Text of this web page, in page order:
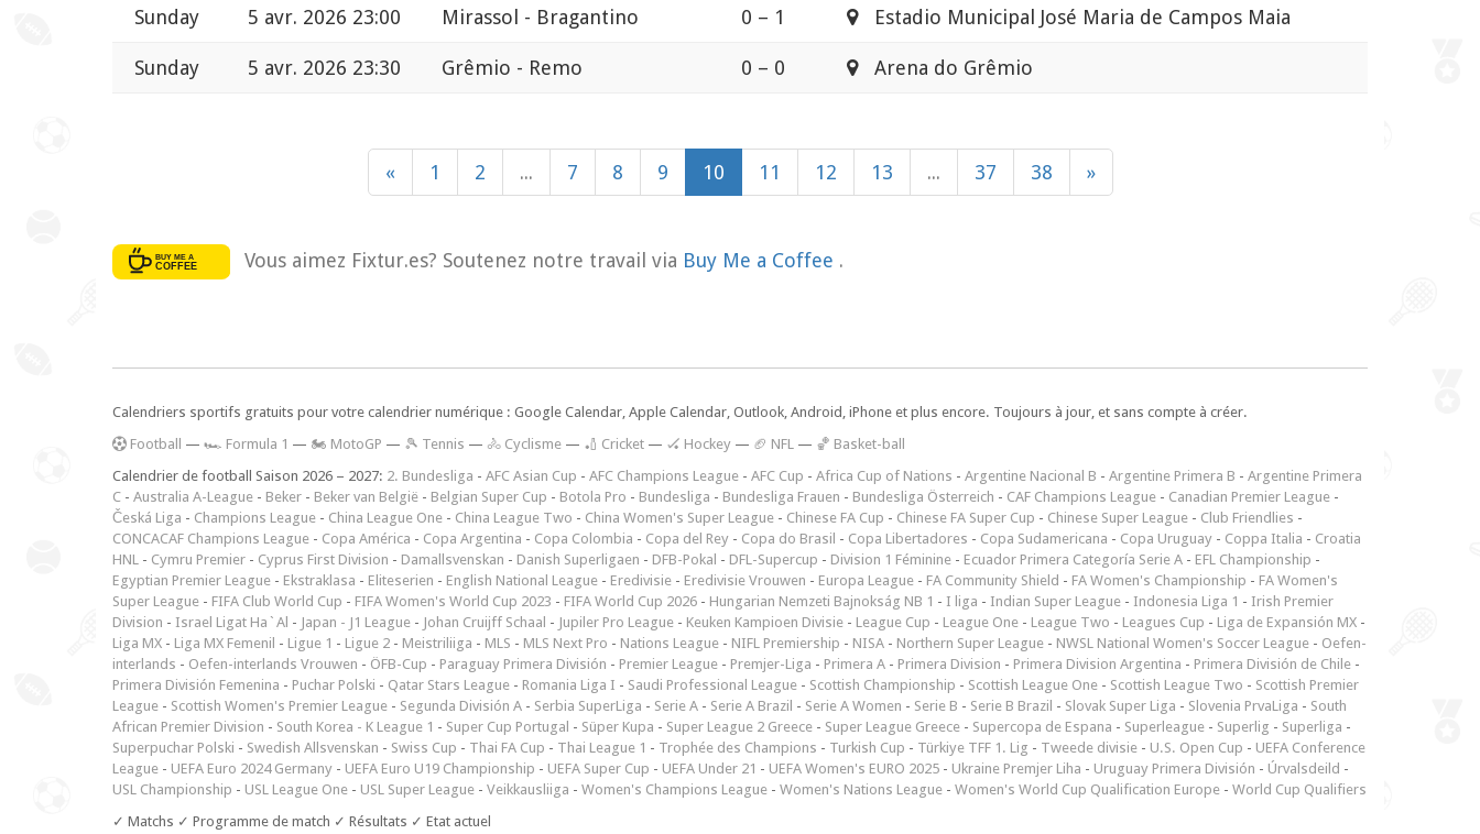
Sunday 5 avr. 2026 23:00 Mirassol - Bragantino 0 – 1 Estadio Municipal José Maria de Campos Maia
Sunday 5 avr. 2026 23:30 Grêmio - Remo 0 – 0 Arena do Grêmio
« 1 2 ... 7 8 9 10 11 12 13 ... 37 38 »
Vous aimez Fixtur.es? Soutenez notre travail via Buy Me a Coffee .
Calendriers sportifs gratuits pour votre calendrier numérique : Google Calendar, Apple Calendar, Outlook, Android, iPhone et plus encore. Toujours à jour, et sans compte à créer.
Football — 🏎️ Formula 1 — 🏍 MotoGP — 🎾 Tennis — 🚴 Cyclisme — 🏏 Cricket — 🏑 Hockey — 🏈 NFL — 🏀 Basket-ball
Calendrier de football Saison 2026 – 2027: 2. Bundesliga - AFC Asian Cup - AFC Champions League - AFC Cup - Africa Cup of Nations - Argentine Nacional B - Argentine Primera B - Argentine Primera
C - Australia A-League - Beker - Beker van België - Belgian Super Cup - Botola Pro - Bundesliga - Bundesliga Frauen - Bundesliga Österreich - CAF Champions League - Canadian Premier League -
Česká Liga - Champions League - China League One - China League Two - China Women's Super League - Chinese FA Cup - Chinese FA Super Cup - Chinese Super League - Club Friendlies -
CONCACAF Champions League - Copa América - Copa Argentina - Copa Colombia - Copa del Rey - Copa do Brasil - Copa Libertadores - Copa Sudamericana - Copa Uruguay - Coppa Italia - Croatia
HNL - Cymru Premier - Cyprus First Division - Damallsvenskan - Danish Superligaen - DFB-Pokal - DFL-Supercup - Division 1 Féminine - Ecuador Primera Categoría Serie A - EFL Championship -
Egyptian Premier League - Ekstraklasa - Eliteserien - English National League - Eredivisie - Eredivisie Vrouwen - Europa League - FA Community Shield - FA Women's Championship - FA Women's
Super League - FIFA Club World Cup - FIFA Women's World Cup 2023 - FIFA World Cup 2026 - Hungarian Nemzeti Bajnokság NB 1 - I liga - Indian Super League - Indonesia Liga 1 - Irish Premier
Division - Israel Ligat Ha`Al - Japan - J1 League - Johan Cruijff Schaal - Jupiler Pro League - Keuken Kampioen Divisie - League Cup - League One - League Two - Leagues Cup - Liga de Expansión MX -
Liga MX - Liga MX Femenil - Ligue 1 - Ligue 2 - Meistriliiga - MLS - MLS Next Pro - Nations League - NIFL Premiership - NISA - Northern Super League - NWSL National Women's Soccer League - Oefen-
interlands - Oefen-interlands Vrouwen - ÖFB-Cup - Paraguay Primera División - Premier League - Premjer-Liga - Primera A - Primera Division - Primera Division Argentina - Primera División de Chile -
Primera División Femenina - Puchar Polski - Qatar Stars League - Romania Liga I - Saudi Professional League - Scottish Championship - Scottish League One - Scottish League Two - Scottish Premier
League - Scottish Women's Premier League - Segunda División A - Serbia SuperLiga - Serie A - Serie A Brazil - Serie A Women - Serie B - Serie B Brazil - Slovak Super Liga - Slovenia PrvaLiga - South
African Premier Division - South Korea - K League 1 - Super Cup Portugal - Süper Kupa - Super League 2 Greece - Super League Greece - Supercopa de Espana - Superleague - Superlig - Superliga -
Superpuchar Polski - Swedish Allsvenskan - Swiss Cup - Thai FA Cup - Thai League 1 - Trophée des Champions - Turkish Cup - Türkiye TFF 1. Lig - Tweede divisie - U.S. Open Cup - UEFA Conference
League - UEFA Euro 2024 Germany - UEFA Euro U19 Championship - UEFA Super Cup - UEFA Under 21 - UEFA Women's EURO 2025 - Ukraine Premjer Liha - Uruguay Primera División - Úrvalsdeild -
USL Championship - USL League One - USL Super League - Veikkausliiga - Women's Champions League - Women's Nations League - Women's World Cup Qualification Europe - World Cup Qualifiers
✓ Matchs ✓ Programme de match ✓ Résultats ✓ Etat actuel